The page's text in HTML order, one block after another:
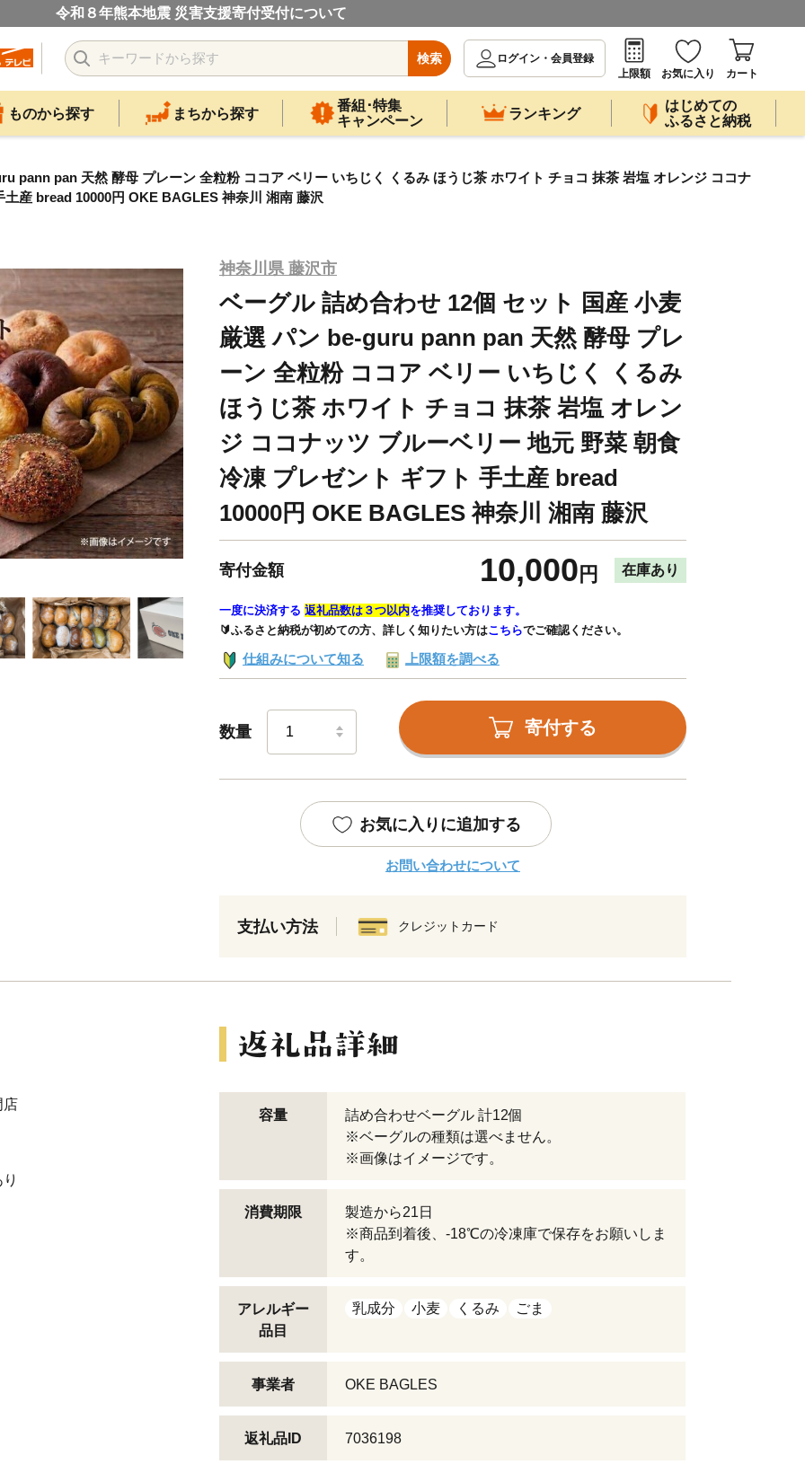
令和８年熊本地震 災害支援寄付受付について
検索
ログイン・会員登録
上限額
お気に入り カート
ものから探す まちから探す
番組･特集
キャンペーン
ランキング
はじめての
ふるさと納税
pann pan 天然 酵母 プレーン 全粒粉 ココア ベリー いちじく くるみ ほうじ茶 ホワイト チョコ 抹茶 岩塩 オレンジ ココナ
産 bread 10000円 OKE BAGLES 神奈川 湘南 藤沢
神奈川県 藤沢市
ベーグル 詰め合わせ 12個 セット 国産 小麦
厳選 パン be-guru pann pan 天然 酵母 プレ
ーン 全粒粉 ココア ベリー いちじく くるみ
ほうじ茶 ホワイト チョコ 抹茶 岩塩 オレン
ジ ココナッツ ブルーベリー 地元 野菜 朝食
冷凍 プレゼント ギフト 手土産 bread
10000円 OKE BAGLES 神奈川 湘南 藤沢
寄付金額 10,000 円 在庫あり
一度に決済する 返礼品数は３つ以内を推奨しております。
🔰ふるさと納税が初めての方、詳しく知りたい方はこちらでご確認ください。
仕組みについて知る 上限額を調べる
数量 寄付する
お気に入りに追加する
お問い合わせについて
支払い方法 クレジットカード
店
容量
詰め合わせベーグル 計12個
※ベーグルの種類は選べません。
※画像はイメージです。
消費期限
製造から21日
※商品到着後、-18℃の冷凍庫で保存をお願いしま
す。
アレルギー
品目
乳成分 小麦 くるみ ごま
事業者 OKE BAGLES
返礼品ID 7036198